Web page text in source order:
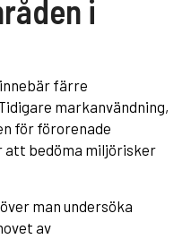
i
färre
markanvändning,
för förorenade
att bedöma miljörisker
man undersöka
av